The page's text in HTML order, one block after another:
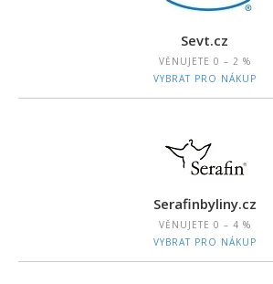
Sevt.cz
VĚNUJETE 0 – 2 %
VYBRAT PRO NÁKUP
Serafinbyliny.cz
VĚNUJETE 0 – 4 %
VYBRAT PRO NÁKUP